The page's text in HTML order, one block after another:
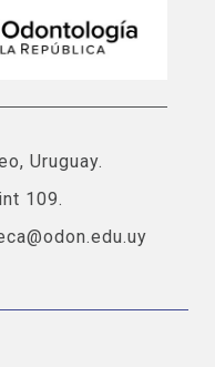
Uruguay.
109.